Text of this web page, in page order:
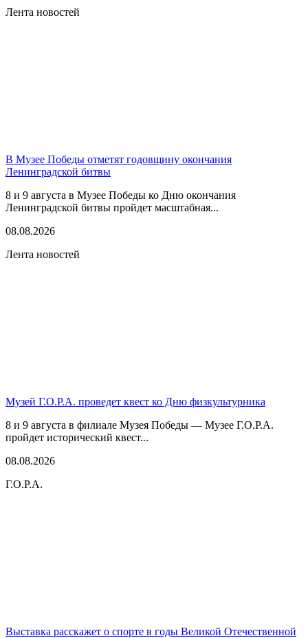
Лента новостей
В Музее Победы отметят годовщину окончания
Ленинградской битвы
8 и 9 августа в Музее Победы ко Дню окончания
Ленинградской битвы пройдет масштабная...
08.08.2026
Лента новостей
Музей Г.О.Р.А. проведет квест ко Дню физкультурника
8 и 9 августа в филиале Музея Победы — Музее Г.О.Р.А.
пройдет исторический квест...
08.08.2026
Г.О.Р.А.
Выставка расскажет о спорте в годы Великой Отечественной